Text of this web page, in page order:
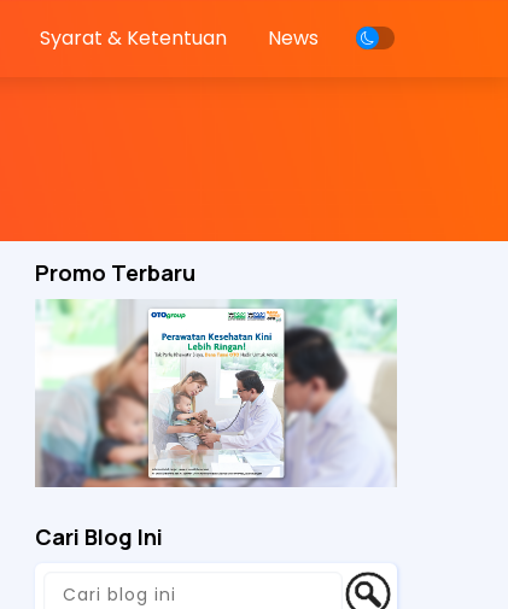
Syarat & Ketentuan News
Promo Terbaru
Cari Blog Ini